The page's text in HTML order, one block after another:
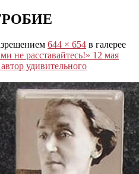
644 × 654 в галерее
не расставайтесь!» 12 мая
удивительного